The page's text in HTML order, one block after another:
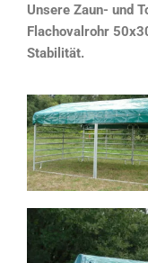
Unsere Zaun- und
Flachovalrohr
Stabilität.